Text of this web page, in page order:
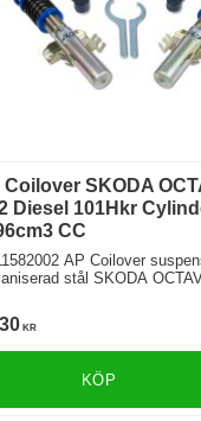
Coilover SKODA
Diesel 101Hkr
CC
AP Coilover
stål SKODA OCTAVIA I
KR
KÖP